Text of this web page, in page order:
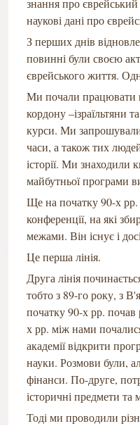
знання про єврейський
наукові дані про
З перших днів
повинні були своєю
єврейського життя.
Ми почали працювати
кордону –ізраїльтяни
курси. Ми запрошували
часи, а також тих
історії. Ми знаходили
майбутньої програми
Ще на початку 90-х рр.
конференції, на які
межами. Він існує і
Це перша лінія.
Друга лінія
тобто з 89-го року, з
початку 90-х рр.
х рр. між нами
академії відкрити
науки. Розмови були,
фінанси. По-друге,
історичні предмети та
Тоді ми проводили